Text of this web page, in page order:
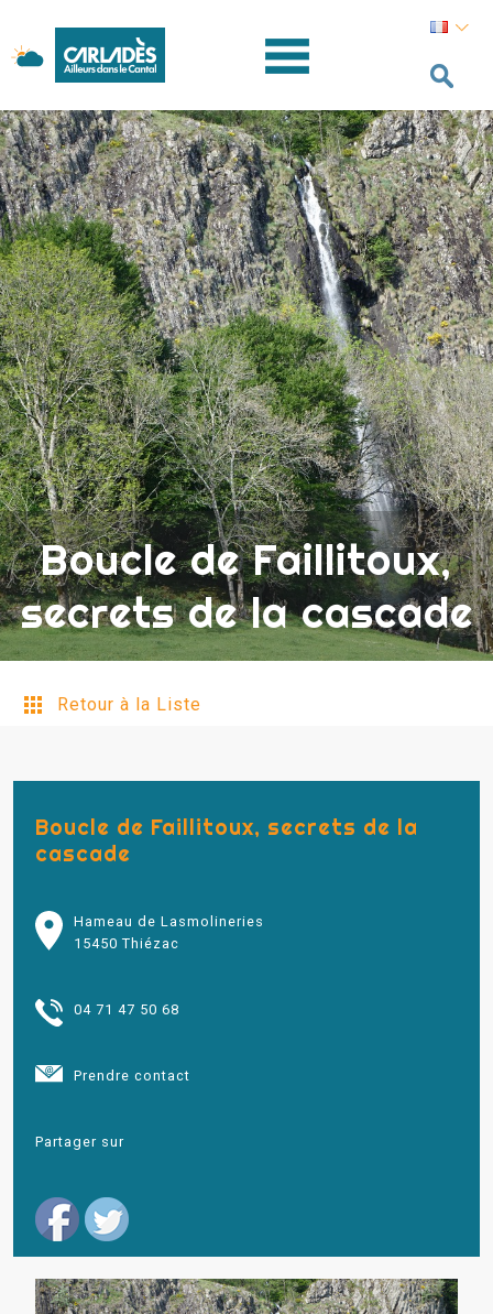
Boucle de Faillitoux,
secrets de la cascade
Retour à la Liste
Boucle de Faillitoux, secrets de la
cascade
Hameau de Lasmolineries
15450 Thiézac
04 71 47 50 68
Prendre contact
Partager sur